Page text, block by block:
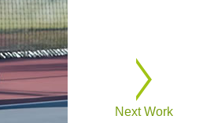
Next Work